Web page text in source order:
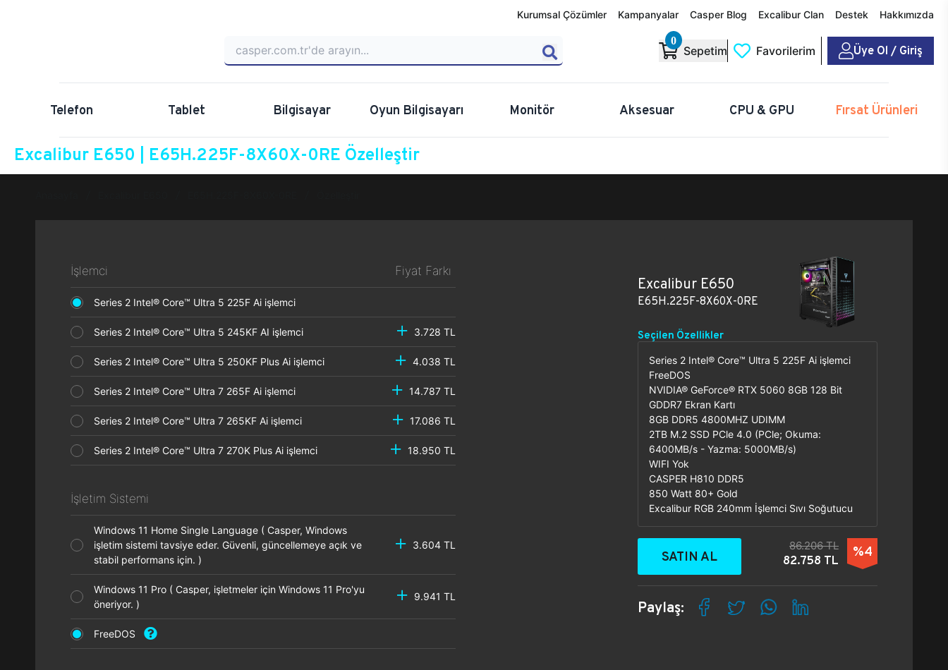
Kurumsal Çözümler Kampanyalar Casper Blog Excalibur Clan Destek Hakkımızda
0
Sepetim Favorilerim Üye Ol / Giriş
Telefon Tablet Bilgisayar Oyun Bilgisayarı Monitör Aksesuar CPU & GPU Fırsat Ürünleri
Excalibur E650 | E65H.225F-8X60X-0RE Özelleştir
İşlemci Fiyat Farkı
Series 2 Intel® Core™ Ultra 5 225F Ai işlemci
Series 2 Intel® Core™ Ultra 5 245KF AI işlemci 3.728 TL
Series 2 Intel® Core™ Ultra 5 250KF Plus Ai işlemci 4.038 TL
Series 2 Intel® Core™ Ultra 7 265F Ai işlemci 14.787 TL
Series 2 Intel® Core™ Ultra 7 265KF Ai işlemci 17.086 TL
Series 2 Intel® Core™ Ultra 7 270K Plus Ai işlemci 18.950 TL
İşletim Sistemi
Windows 11 Home Single Language ( Casper, Windows
işletim sistemi tavsiye eder. Güvenli, güncellemeye açık ve
stabil performans için. )
3.604 TL
Windows 11 Pro ( Casper, işletmeler için Windows 11 Pro'yu
öneriyor. )
9.941 TL
FreeDOS
Excalibur E650
E65H.225F-8X60X-0RE
Seçilen Özellikler
Series 2 Intel® Core™ Ultra 5 225F Ai işlemci
FreeDOS
NVIDIA® GeForce® RTX 5060 8GB 128 Bit
GDDR7 Ekran Kartı
8GB DDR5 4800MHZ UDIMM
2TB M.2 SSD PCle 4.0 (PCle; Okuma:
6400MB/s - Yazma: 5000MB/s)
WIFI Yok
CASPER H810 DDR5
850 Watt 80+ Gold
Excalibur RGB 240mm İşlemci Sıvı Soğutucu
SATIN AL
86.206 TL
82.758 TL
%4
Paylaş: